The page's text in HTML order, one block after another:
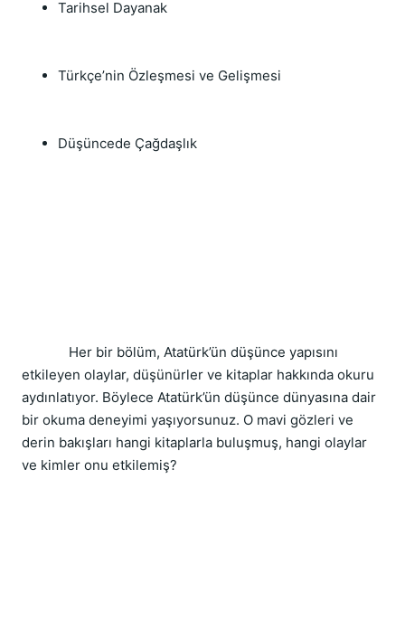
Tarihsel Dayanak
Türkçe’nin Özleşmesi ve Gelişmesi
Düşüncede Çağdaşlık
Her bir bölüm, Atatürk’ün düşünce yapısını
etkileyen olaylar, düşünürler ve kitaplar hakkında okuru
aydınlatıyor. Böylece Atatürk’ün düşünce dünyasına dair
bir okuma deneyimi yaşıyorsunuz. O mavi gözleri ve
derin bakışları hangi kitaplarla buluşmuş, hangi olaylar
ve kimler onu etkilemiş?